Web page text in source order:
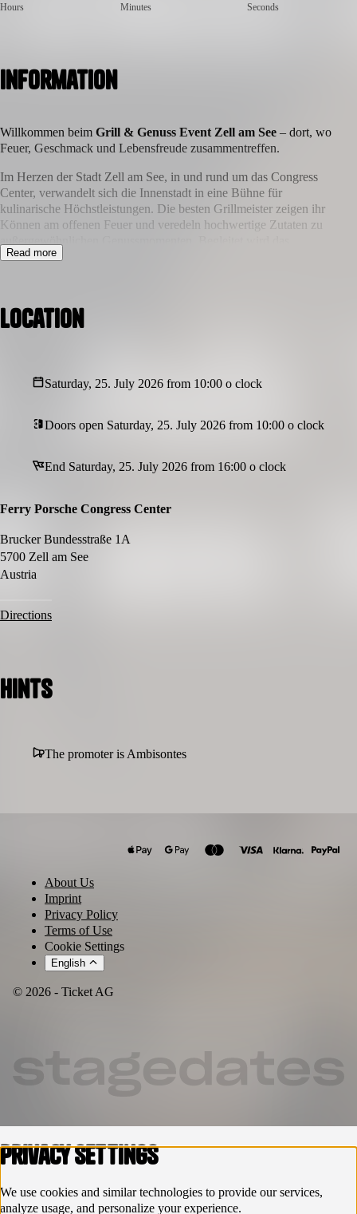
Hours Minutes Seconds
Information
Willkommen beim Grill & Genuss Event Zell am See – dort, wo
Feuer, Geschmack und Lebensfreude zusammentreffen.
Im Herzen der Stadt Zell am See, in und rund um das Congress
Center, verwandelt sich die Innenstadt in eine Bühne für
kulinarische Höchstleistungen. Die besten Grillmeister zeigen ihr
Können am offenen Feuer und veredeln hochwertige Zutaten zu
Erlebnis von renommierten Winzern, die ihre erlesenen Weine
alpine Lebensart vereint – mit rauchigen Aromen, feinen Weinen
Mehr Infos gibt es in Kürze!
TICKETS nur aufwww.burninglove.at erhältlich!
Read more
Location
Saturday, 25. July 2026 from 10:00 o clock
Doors open Saturday, 25. July 2026 from 10:00 o clock
End Saturday, 25. July 2026 from 16:00 o clock
Ferry Porsche Congress Center
Brucker Bundesstraße 1A
5700 Zell am See
Austria
Directions
Hints
The promoter is Ambisontes
© 2026 - Ticket AG
About Us
Imprint
Privacy Policy
Terms of Use
Cookie Settings
English
Privacy settings
We use cookies and similar technologies to provide our services,
analyze usage, and personalize your experience.